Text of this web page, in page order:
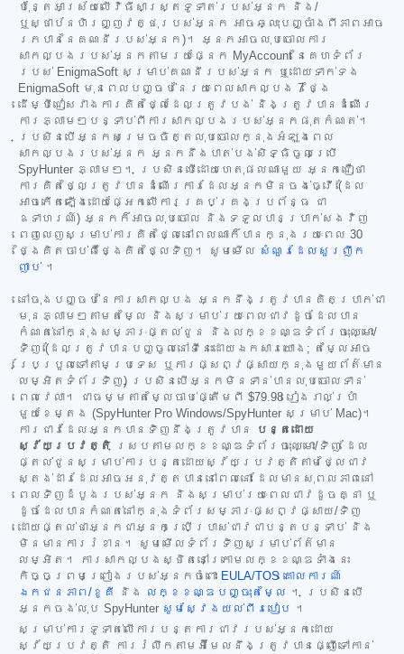
ប៉ុន្តែអាស្រ័យលើវិធីសាស្ត្រទូទាត់របស់អ្នក និង/
ឬស្ថាប័នហិរញ្ញវត្ថុរបស់អ្នក អាចឆ្លុះបញ្ចាំងពីភាពអាច
រកបាននៃគណនីរបស់អ្នក)។ អ្នកអាចលុបចោលការ
សាកល្បងរបស់អ្នកតាមរយៈផ្នែក MyAccount នៃគេហទំព័រ
របស់ EnigmaSoft សម្រាប់គណនីរបស់អ្នក ឬដោយទាក់ទង
EnigmaSoft មុនពេលបញ្ចប់នៃរយៈពេលសាកល្បង 7 ថ្ងៃ
ដើម្បីជៀសវាងការគិតថ្លៃដែលត្រូវបង់ និងត្រូវបានដំណើរ
ការភ្លាមៗបន្ទាប់ពីការសាកល្បងរបស់អ្នកផុតកំណត់។
ប្រសិនបើអ្នកសម្រេចចិត្តលុបចោលក្នុងអំឡុងពេល
សាកល្បងរបស់អ្នក អ្នកនឹងបាត់បង់សិទ្ធិចូលប្រើ
SpyHunter ភ្លាមៗ។ ប្រសិនបើដោយហេតុផលណាមួយ អ្នកជឿថា
ការគិតថ្លៃត្រូវបានដំណើរការដែលអ្នកមិនចង់ធ្វើ (ដែល
អាចកើតឡើងដោយផ្អែកលើការគ្រប់គ្រងប្រព័ន្ធ ជា
ឧទាហរណ៍) អ្នកក៏អាចលុបចោល និងទទួលបានប្រាក់សងវិញ
ពេញលេញសម្រាប់ការគិតថ្លៃនៅពេលណាក៏បានក្នុងរយៈពេល 30
ថ្ងៃគិតចាប់ពីថ្ងៃគិតថ្លៃទិញ។ សូមមើល សំណួរដែលសួរញឹក
ញាប់ ។
នៅចុងបញ្ចប់នៃការសាកល្បង អ្នកនឹងត្រូវបានគិតប្រាក់ជា
មុនភ្លាមៗតាមតម្លៃ និងសម្រាប់រយៈពេលជាវដូចដែលបាន
កំណត់នៅក្នុងសម្ភារៈផ្តល់ជូន និងលក្ខខណ្ឌទំព័រចុះឈ្មោះ/
ទិញ (ដែលត្រូវបានបញ្ចូលនៅទីនេះដោយឯកសារយោង; តម្លៃអាច
ប្រែប្រួលទៅតាមប្រទេស ឬការផ្សព្វផ្សាយក្នុងមួយព័ត៌មាន
លម្អិតទំព័រទិញ) ប្រសិនបើអ្នកមិនទាន់បានលុបចោលទាន់
ពេលវេលា។ ជាធម្មតាតម្លៃចាប់ផ្តើមពី $79.98 រៀងរាល់ប្រាំ
មួយខែម្តង (SpyHunter Pro Windows/SpyHunter សម្រាប់ Mac)។
ការជាវដែលអ្នកបានទិញនឹងត្រូវបាន
បន្តដោយ
ស្វ័យប្រវត្តិ ស្របតាមលក្ខខណ្ឌទំព័រចុះឈ្មោះ/ទិញ ដែល
ផ្តល់ជូនសម្រាប់ការបន្តដោយស្វ័យប្រវត្តិតាមថ្លៃជាវ
ស្តង់ដារដែលអាចអនុវត្តបាននៅពេលនោះ ដែលមានសុពលភាពនៅ
ពេលទិញដំបូងរបស់អ្នក និងសម្រាប់រយៈពេលជាវដូចគ្នា ឬ
ដូចដែលបានកំណត់នៅក្នុងទំព័រសម្ភារៈផ្សព្វផ្សាយ/ទិញ
ដោយផ្តល់ថាអ្នកជាអ្នកប្រើប្រាស់ជាវជាបន្តបន្ទាប់ និង
មិនមានការរំខាន។ សូមមើលទំព័រទិញសម្រាប់ព័ត៌មាន
លម្អិត។ ការសាកល្បងស្ថិតនៅក្រោមលក្ខខណ្ឌទាំងនេះ
កិច្ចព្រមព្រៀងរបស់អ្នកចំពោះ EULA/TOS គោលការណ៍
ឯកជនភាព/ខូគី
និង លក្ខខណ្ឌបញ្ចុះតម្លៃ ។ ប្រសិនបើ
អ្នកចង់លុប SpyHunter សូមស្វែងយល់ពីរបៀប ។
សម្រាប់ការទូទាត់លើការបន្តការជាវរបស់អ្នកដោយ
ស្វ័យប្រវត្តិ ការរំលឹកតាមអ៊ីមែលនឹងត្រូវបានផ្ញើទៅកាន់